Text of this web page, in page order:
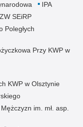
IPA
ZW SEiRP
Poległych
Przy KWP w
KWP w Olsztynie
im. mł. asp.